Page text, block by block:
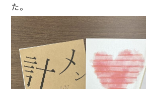
た。